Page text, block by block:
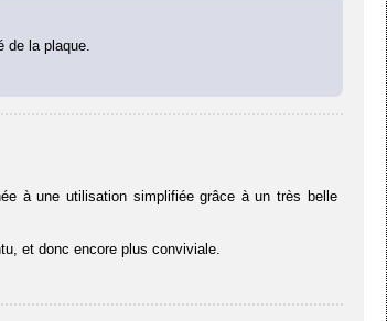
de la plaque.
à une utilisation simplifiée grâce à un très belle
et donc encore plus conviviale.